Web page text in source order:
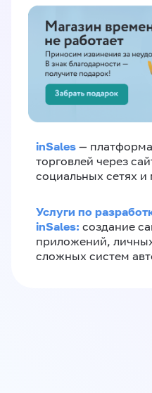
inSales —
торговлей через
социальных сетях
Услуги по
inSales: создание
приложений,
сложных систем